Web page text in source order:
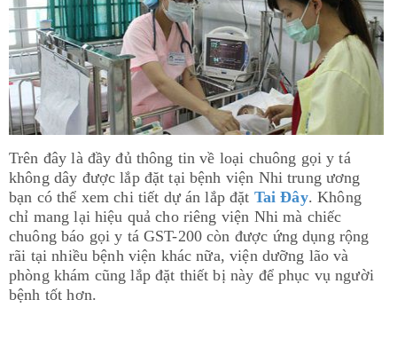
Trên đây là đầy đủ thông tin về loại chuông gọi y tá
không dây được lắp đặt tại bệnh viện Nhi trung ương
bạn có thể xem chi tiết dự án lắp đặt Tai Đây. Không
chỉ mang lại hiệu quả cho riêng viện Nhi mà chiếc
chuông báo gọi y tá GST-200 còn được ứng dụng rộng
rãi tại nhiều bệnh viện khác nữa, viện dưỡng lão và
phòng khám cũng lắp đặt thiết bị này để phục vụ người
bệnh tốt hơn.